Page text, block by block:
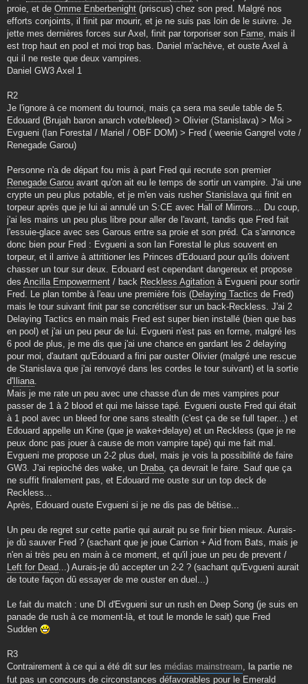
proie, et de Omme Enberbenight (priscus) chez son pred. Malgré nos
efforts conjoints, il finit par mourir, et je ne suis pas loin de le suivre. Je
jette mes dernières forces sur Axel, finit par torporiser son Fame , mais il
est trop haut en pool et moi trop bas. Daniel m'achève, et ouste Axel à
qui il ne reste que deux vampires.
Daniel GW3 Axel 1
R2
Je l'ignore à ce moment du tournoi, mais ça sera ma seule table de 5.
Edouard (Brujah baron anarch vote/bleed) > Olivier (Stanislava) > Moi >
Evgueni (Ian Forestal / Mariel / OBF DOM) > Fred ( weenie Gangrel vote /
Renegade Garou)
Personne n'a de départ fou mis à part Fred qui recrute son premier
Renegade Garou avant qu'on ait eu le temps de sortir un vampire. J'ai une
crypte un peu plus potable, et je m'en vais rusher Stanislava qui finit en
torpeur après que je lui ai annulé un S:CE avec Hall of Mirrors... Du coup,
j'ai les mains un peu plus libre pour aller de l'avant, tandis que Fred fait
l'essuie-glace avec ses Garous entre sa proie et son préd. Ca s'annonce
donc bien pour Fred : Evgueni a son Ian Forestal le plus souvent en
torpeur, et il arrive à attritioner les Princes d'Edouard pour qu'ils doivent
chasser un tour sur deux. Edouard est cependant dangereux et propose
des Ancilla Empowerment / back Reckless Agitation à Evgueni pour sortir
Fred. Le plan tombe à l'eau une première fois (Delaying Tactics de Fred)
mais le tour suivant finit par se concrétiser sur un back-Reckless. J'ai 2
Delaying Tactics en main mais Fred est super bien installé (bien que bas
en pool) et j'ai un peu peur de lui. Evgueni n'est pas en forme, malgré les
6 pool de plus, je me dis que j'ai une chance en gardant les 2 delaying
pour moi, d'autant qu'Edouard a fini par ouster Olivier (malgré une rescue
de Stanislava que j'ai renvoyé dans les cordes le tour suivant) et la sortie
d' Iliana
Mais je me rate un peu avec une chasse d'un de mes vampires pour
passer de 1 à 2 blood et qui me laisse tapé. Evgueni ouste Fred qui était
à 1 pool avec un bleed for one sans stealth (c'est ça de se full taper...) et
Edouard appelle un Kine (que je wake+delaye) et un Reckless (que je ne
peux donc pas jouer à cause de mon vampire tapé) qui me fait mal.
Evgueni me propose un 2-2 plus duel, mais je vois la possibilité de faire
GW3. J'ai repioché des wake, un Draba , ça devrait le faire. Sauf que ça
ne suffit finalement pas, et Edouard me ouste sur un top deck de
Reckless...
Après, Edouard ouste Evgueni si je ne dis pas de bêtise...
Un peu de regret sur cette partie qui aurait pu se finir bien mieux. Aurais-
je dû sauver Fred ? (sachant que je joue Carrion + Aid from Bats, mais je
n'en ai très peu en main à ce moment, et qu'il joue un peu de prevent /
Left for Dead ...) Aurais-je dû accepter un 2-2 ? (sachant qu'Evgueni aurait
de toute façon dû essayer de me ouster en duel...)
Le fait du match : une DI d'Evgueni sur un rush en Deep Song (je suis en
panade de rush à ce moment-là, et tout le monde le sait) que Fred
Sudden
R3
Contrairement à ce qui a été dit sur les médias mainstream , la partie ne
fut pas un concours de circonstances défavorables pour le Emerald